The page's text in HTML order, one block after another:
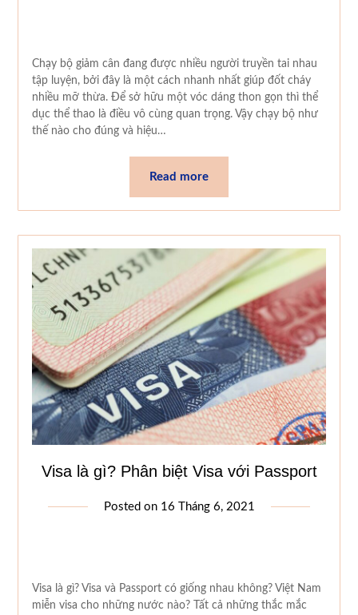
Chạy bộ giảm cân đang được nhiều người truyền tai nhau
tập luyện, bởi đây là một cách nhanh nhất giúp đốt cháy
nhiều mỡ thừa. Để sở hữu một vóc dáng thon gọn thì thể
dục thể thao là điều vô cùng quan trọng. Vậy chạy bộ như
thế nào cho đúng và hiệu…
Read more
Visa là gì? Phân biệt Visa với Passport
Posted on 16 Tháng 6, 2021
Visa là gì? Visa và Passport có giống nhau không? Việt Nam
miễn visa cho những nước nào? Tất cả những thắc mắc